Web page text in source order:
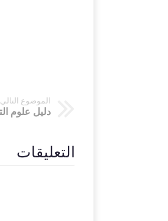
الموضوع التالي
التعليقات